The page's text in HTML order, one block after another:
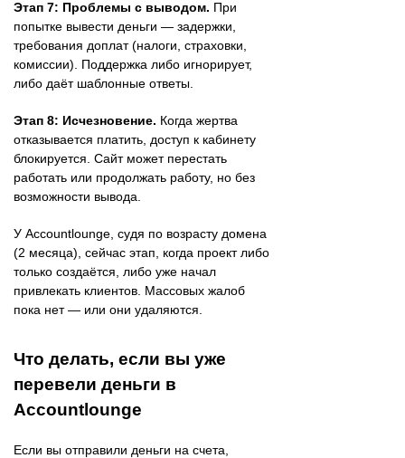
Этап 7: Проблемы с выводом. При
попытке вывести деньги — задержки,
требования доплат (налоги, страховки,
комиссии). Поддержка либо игнорирует,
либо даёт шаблонные ответы.
Этап 8: Исчезновение. Когда жертва
отказывается платить, доступ к кабинету
блокируется. Сайт может перестать
работать или продолжать работу, но без
возможности вывода.
У Accountlounge, судя по возрасту домена
(2 месяца), сейчас этап, когда проект либо
только создаётся, либо уже начал
привлекать клиентов. Массовых жалоб
пока нет — или они удаляются.
Что делать, если вы уже
перевели деньги в
Accountlounge
Если вы отправили деньги на счета,